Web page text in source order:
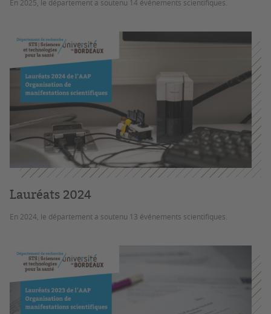
En 2025, le département a soutenu 14 événements scientifiques.
Lauréats 2024
En 2024, le département a soutenu 13 événements scientifiques.